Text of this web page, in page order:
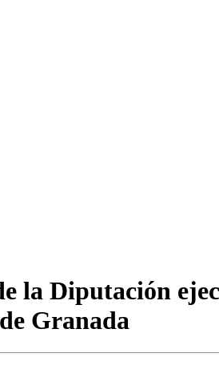
la Diputación
Granada